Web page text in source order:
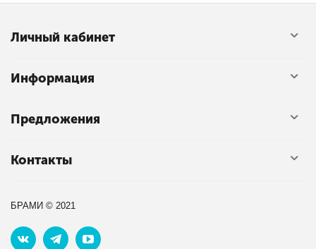
Личный кабинет
Информация
Предложения
Контакты
БРАМИ © 2021